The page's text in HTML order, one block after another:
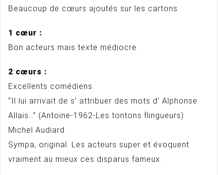
Beaucoup de cœurs ajoutés sur les cartons
1 cœur :
Bon acteurs mais texte médiocre.
2 cœurs :
Excellents comédiens.
“Il lui arrivait de s’ attribuer des mots d’ Alphonse
Allais…” (Antoine-1962-Les tontons flingueurs)
Michel Audiard.
Sympa, original. Les acteurs super et évoquent
vraiment au mieux ces disparus fameux.